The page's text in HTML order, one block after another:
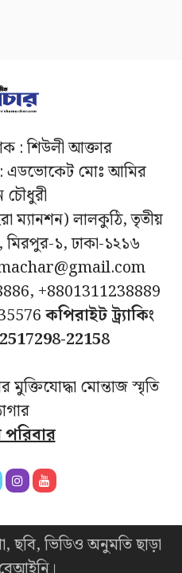
: শিউলী আক্তার
এডভোকেট মোঃ আমির
ম্যানশন) লালকুঠি, তৃতীয়
১, ঢাকা-১২১৬
+8801311238889
কপিরাইট ট্র্যাকিং
22158
মুক্তিযোদ্ধা মোন্তাজ স্মৃতি
পরিবার
ভিডিও অনুমতি ছাড়া